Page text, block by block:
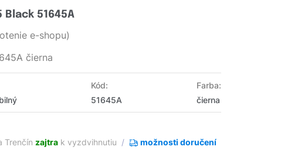
51645A
e-shopu)
čierna
Kód:
51645A
Farba:
čierna
Trenčín zajtra k vyzdvihnutiu možnosti doručení